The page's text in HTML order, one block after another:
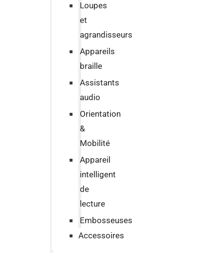
Loupes
et
agrandisseurs
Appareils
braille
Assistants
audio
Orientation
&
Mobilité
Appareil
intelligent
de
lecture
Embosseuses
Accessoires